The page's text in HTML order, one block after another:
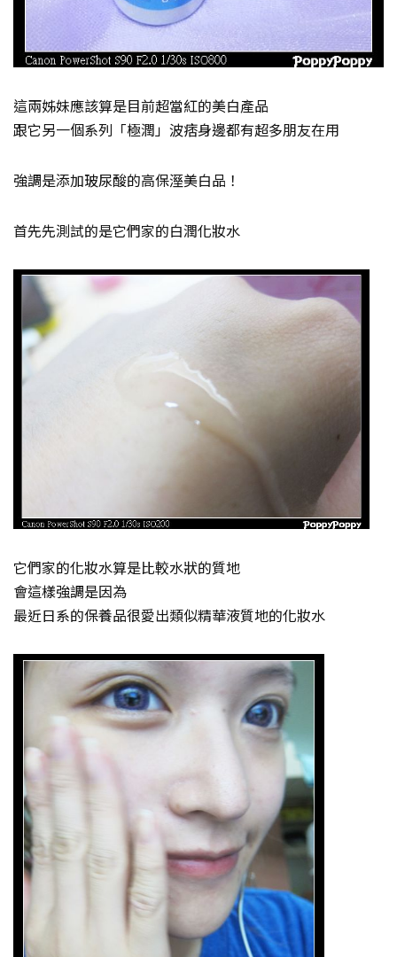
這兩姊妹應該算是目前超當紅的美白產品
跟它另一個系列「極潤」波痞身邊都有超多朋友在用
強調是添加玻尿酸的高保溼美白品！
首先先測試的是它們家的白潤化妝水
它們家的化妝水算是比較水狀的質地
會這樣強調是因為
最近日系的保養品很愛出類似精華液質地的化妝水